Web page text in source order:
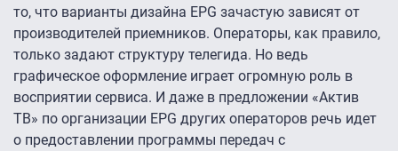
то, что варианты дизайна EPG зачастую зависят от
производителей приемников. Операторы, как правило,
только задают структуру телегида. Но ведь
графическое оформление играет огромную роль в
восприятии сервиса. И даже в предложении «Актив
ТВ» по организации EPG других операторов речь идет
о предоставлении программы передач с